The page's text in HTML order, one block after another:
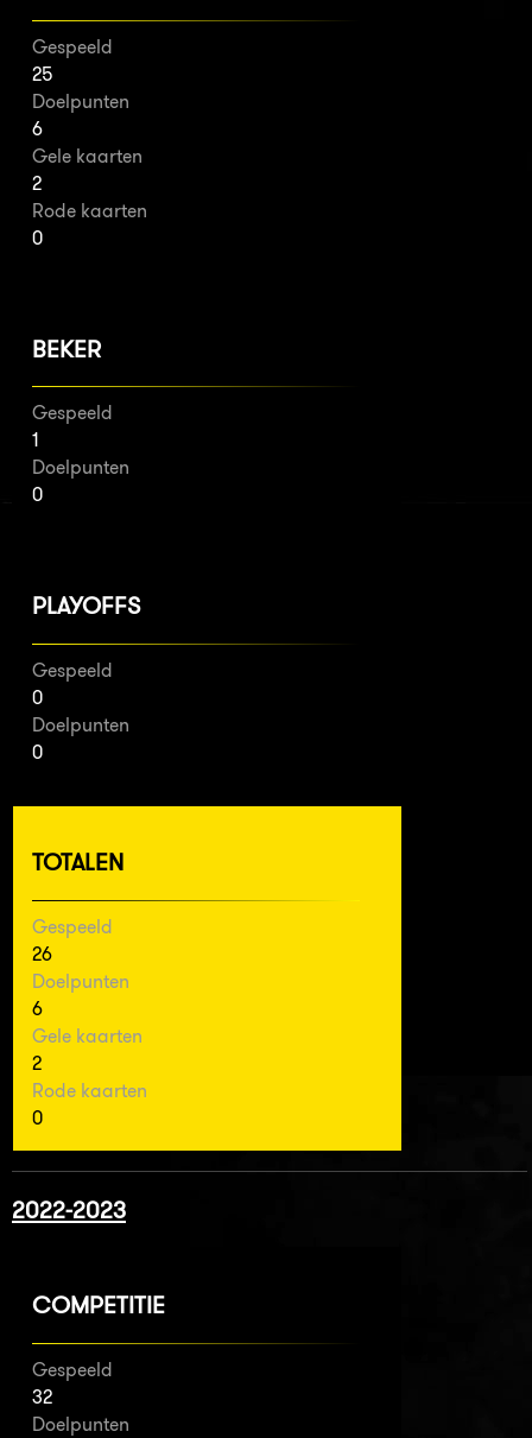
Gespeeld
25
Doelpunten
6
Gele kaarten
2
Rode kaarten
0
BEKER
Gespeeld
1
Doelpunten
0
PLAYOFFS
Gespeeld
0
Doelpunten
0
TOTALEN
Gespeeld
26
Doelpunten
6
Gele kaarten
2
Rode kaarten
0
2022-2023
COMPETITIE
Gespeeld
32
Doelpunten